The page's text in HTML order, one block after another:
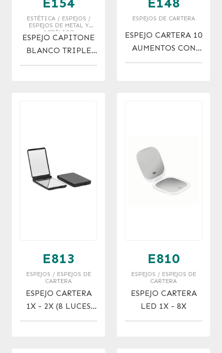
ESTÉTICA / ESPEJOS /
ESPEJOS DE METAL Y
ACRÍLICO
ESPEJO CAPITONE
BLANCO TRIPLE
CON USB
ESPEJOS DE CARTERA
ESPEJO CARTERA 10
AUMENTOS CON
VENTOSA
E813
ESPEJOS / ESPEJOS DE
CARTERA
ESPEJO CARTERA
1X - 2X (8 LUCES
LED)
E810
ESPEJOS / ESPEJOS DE
CARTERA
ESPEJO CARTERA
LED 1X - 8X